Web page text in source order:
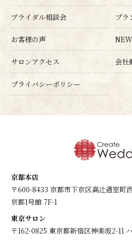
ブライダル相談会 プラ
お客様の声
サロンアクセス 会社
プライバシーポリシー
京都本店
〒600-8433 京都市下京区高辻通室
京都1号館 7F-1
東京サロン
〒162-0825 東京都新宿区神楽坂2-11